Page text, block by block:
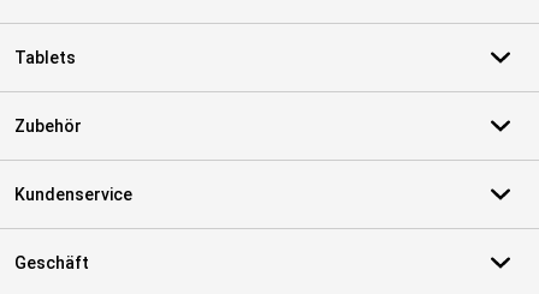
Tablets
Zubehör
Kundenservice
Geschäft